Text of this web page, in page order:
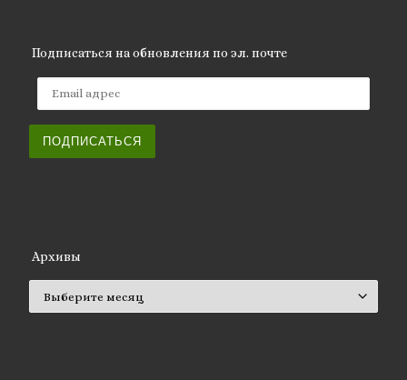
Подписаться на обновления по эл. почте
ПОДПИСАТЬСЯ
Архивы